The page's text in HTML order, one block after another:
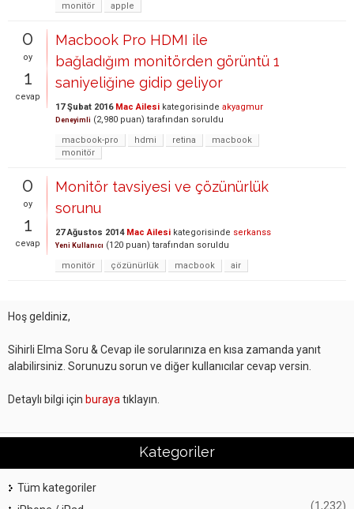
monitör
apple
0
oy
1
cevap
Macbook Pro HDMI ile
bağladığım monitörden görüntü 1
saniyeliğine gidip geliyor
17 Şubat 2016 Mac Ailesi kategorisinde akyagmur
Deneyimli (2,980 puan) tarafından soruldu
macbook-pro
hdmi retina
macbook
monitör
0
oy
1
cevap
Monitör tavsiyesi ve çözünürlük
sorunu
27 Ağustos 2014 Mac Ailesi kategorisinde serkanss
Yeni Kullanıcı (120 puan) tarafından soruldu
monitör
çözünürlük macbook air
Hoş geldiniz,
Sihirli Elma Soru & Cevap ile sorularınıza en kısa zamanda yanıt
alabilirsiniz. Sorunuzu sorun ve diğer kullanıcılar cevap versin.
Detaylı bilgi için buraya tıklayın.
Kategoriler
Tüm kategoriler
(1,232)